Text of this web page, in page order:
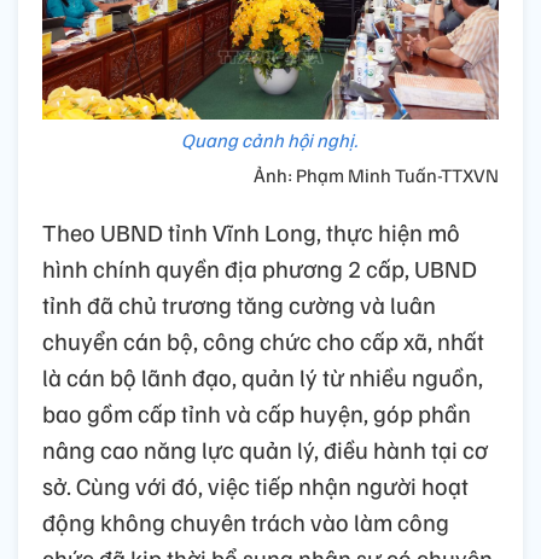
Quang cảnh hội nghị.
Ảnh: Phạm Minh Tuấn-TTXVN
Theo UBND tỉnh Vĩnh Long, thực hiện mô
hình chính quyền địa phương 2 cấp, UBND
tỉnh đã chủ trương tăng cường và luân
chuyển cán bộ, công chức cho cấp xã, nhất
là cán bộ lãnh đạo, quản lý từ nhiều nguồn,
bao gồm cấp tỉnh và cấp huyện, góp phần
nâng cao năng lực quản lý, điều hành tại cơ
sở. Cùng với đó, việc tiếp nhận người hoạt
động không chuyên trách vào làm công